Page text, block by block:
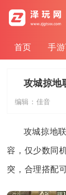
首页 手
攻城掠地
编辑： 佳音
攻城掠地
容，仅少数同
突，合理搭配